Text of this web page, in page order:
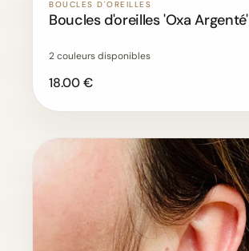
BOUCLES D'OREILLES
Boucles d'oreilles 'Oxa Argenté'
2 couleurs disponibles
18.00 €